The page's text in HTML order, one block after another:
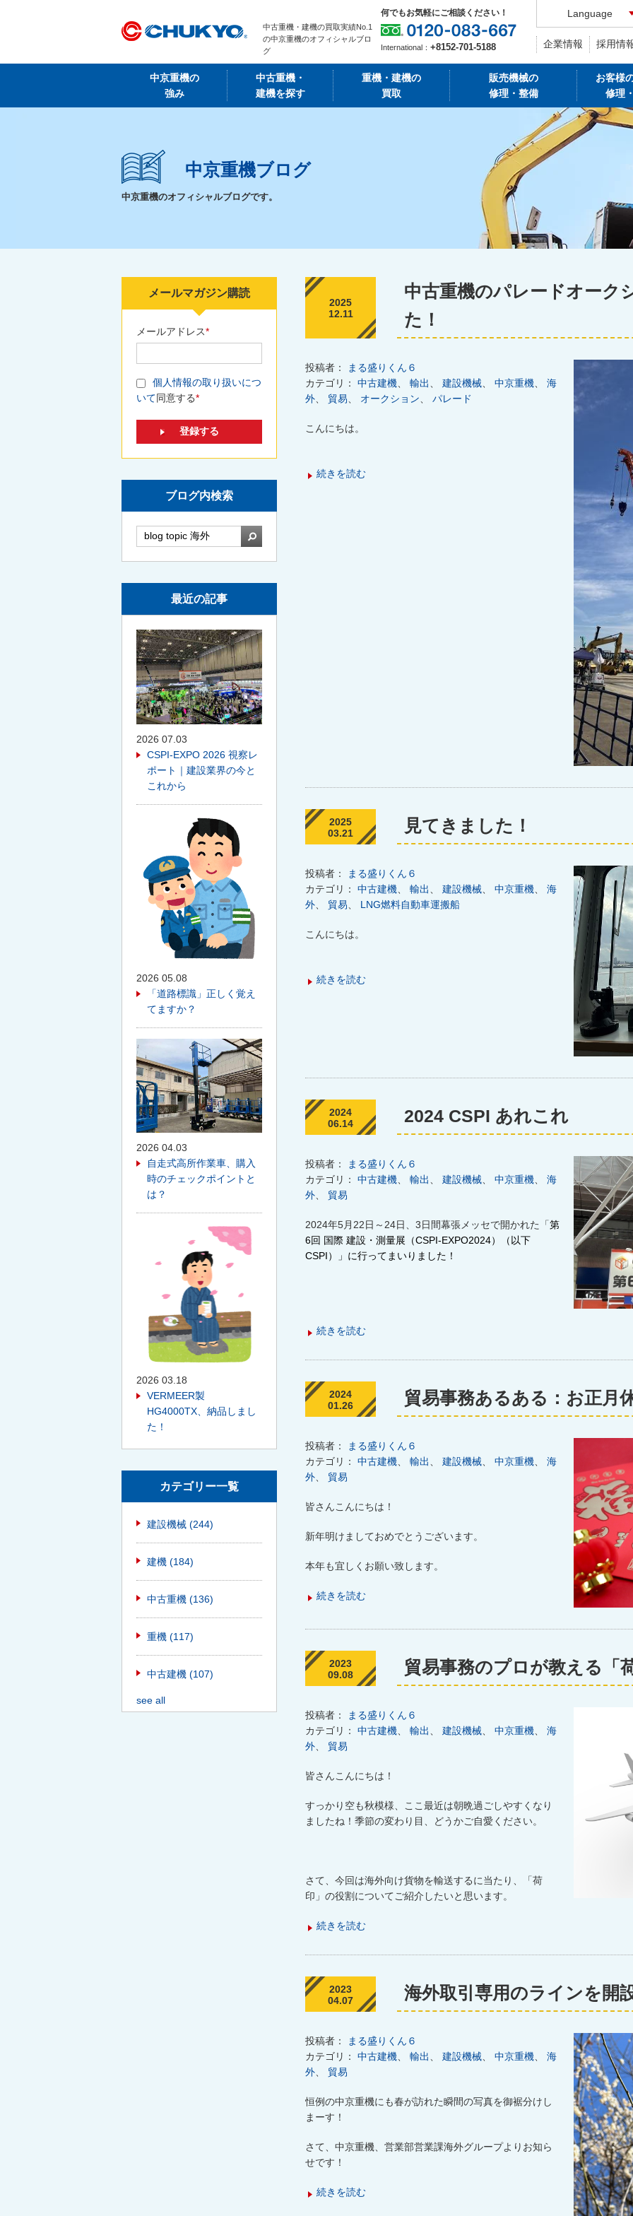
中古重機・建機の買取実績No.1
の中京重機のオフィシャルブロ
グ
何でもお気軽にご相談ください！
International： +8152-701-5188
Language
企業情報 採用情
中京重機の
強み
中古重機・
建機を探す
重機・建機の
買取
販売機械の
修理・整備
お客様
修理
中京重機ブログ
中京重機のオフィシャルブログです。
2025
12.11
中古重機のパレードオーク
た！
投稿者：
まる盛りくん６
カテゴリ： 中古建機 輸出 建設機械 中京重機
海
外
貿易 オークション パレード
こんにちは。
続きを読む
2025
03.21
見てきました！
投稿者：
まる盛りくん６
カテゴリ： 中古建機 輸出 建設機械 中京重機
海
外
貿易 LNG燃料自動車運搬船
こんにちは。
続きを読む
2024
06.14
2024 CSPI あれこれ
投稿者：
まる盛りくん６
カテゴリ： 中古建機 輸出 建設機械 中京重機
海
外
貿易
2024年5月 22日～ 24日、 3日間幕張メッセで開かれた「第
6回 国際 建設・測量展（CSPI-EXPO2024）（以下
CSPI）」に行ってまいりました！
続きを読む
2024
01.26
貿易事務あるある：お正月
投稿者：
まる盛りくん６
カテゴリ： 中古建機 輸出 建設機械 中京重機
海
外
貿易
皆さんこんにちは！
新年明けましておめでとうございます。
本年も宜しくお願い致します。
続きを読む
2023
09.08
貿易事務のプロが教える「
投稿者：
まる盛りくん６
カテゴリ： 中古建機 輸出 建設機械 中京重機
海
外
貿易
皆さんこんにちは！
すっかり空も秋模様、ここ最近は朝晩過ごしやすくなり
ましたね！季節の変わり目、どうかご自愛ください。
さて、今回は海外向け貨物を輸送するに当たり、「荷
印」の役割についてご紹介したいと思います。
続きを読む
2023
04.07
海外取引専用のラインを開
投稿者：
まる盛りくん６
カテゴリ： 中古建機 輸出 建設機械 中京重機
海
外
貿易
恒例の中京重機にも春が訪れた瞬間の写真を御裾分けし
まーす！
さて、中京重機、営業部営業課海外グループよりお知ら
せです！
続きを読む
メールマガジン購読
メールアドレス*
個人情報の取り扱いにつ
いて同意する*
ブログ内検索
検索
最近の記事
2026 07.03
CSPI-EXPO 2026 視察レ
ポート｜建設業界の今と
これから
2026 05.08
「道路標識」正しく覚え
てますか？
2026 04.03
自走式高所作業車、購入
時のチェックポイントと
は？
2026 03.18
VERMEER製
HG4000TX、納品しまし
た！
カテゴリー一覧
建設機械 (244)
建機 (184)
中古重機 (136)
重機 (117)
中古建機 (107)
see all